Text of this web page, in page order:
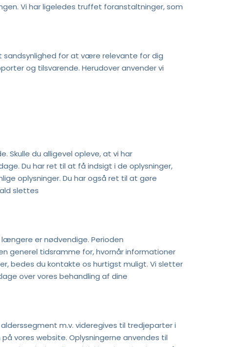
Vi har ligeledes truffet foranstaltninger, som
sandsynlighed for at være relevante for dig
og tilsvarende. Herudover anvender vi
Skulle du alligevel opleve, at vi har
Du har ret til at få indsigt i de oplysninger,
oplysninger. Du har også ret til at gøre
slettes
er nødvendige. Perioden
generel tidsramme for, hvornår informationer
bedes du kontakte os hurtigst muligt. Vi sletter
over vores behandling af dine
m.v. videregives til tredjeparter i
vores website. Oplysningerne anvendes til